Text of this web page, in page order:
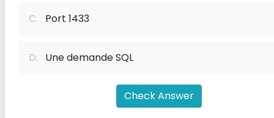
C. Port 1433
D. Une demande SQL
Check Answer